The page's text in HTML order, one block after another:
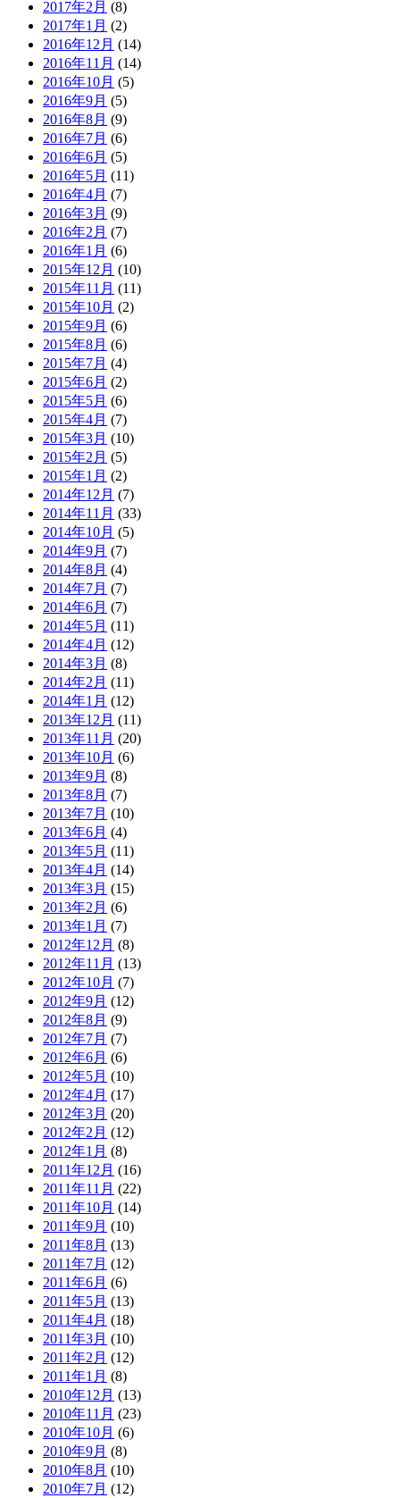
2017年2月 (8)
2017年1月 (2)
2016年12月 (14)
2016年11月 (14)
2016年10月 (5)
2016年9月 (5)
2016年8月 (9)
2016年7月 (6)
2016年6月 (5)
2016年5月 (11)
2016年4月 (7)
2016年3月 (9)
2016年2月 (7)
2016年1月 (6)
2015年12月 (10)
2015年11月 (11)
2015年10月 (2)
2015年9月 (6)
2015年8月 (6)
2015年7月 (4)
2015年6月 (2)
2015年5月 (6)
2015年4月 (7)
2015年3月 (10)
2015年2月 (5)
2015年1月 (2)
2014年12月 (7)
2014年11月 (33)
2014年10月 (5)
2014年9月 (7)
2014年8月 (4)
2014年7月 (7)
2014年6月 (7)
2014年5月 (11)
2014年4月 (12)
2014年3月 (8)
2014年2月 (11)
2014年1月 (12)
2013年12月 (11)
2013年11月 (20)
2013年10月 (6)
2013年9月 (8)
2013年8月 (7)
2013年7月 (10)
2013年6月 (4)
2013年5月 (11)
2013年4月 (14)
2013年3月 (15)
2013年2月 (6)
2013年1月 (7)
2012年12月 (8)
2012年11月 (13)
2012年10月 (7)
2012年9月 (12)
2012年8月 (9)
2012年7月 (7)
2012年6月 (6)
2012年5月 (10)
2012年4月 (17)
2012年3月 (20)
2012年2月 (12)
2012年1月 (8)
2011年12月 (16)
2011年11月 (22)
2011年10月 (14)
2011年9月 (10)
2011年8月 (13)
2011年7月 (12)
2011年6月 (6)
2011年5月 (13)
2011年4月 (18)
2011年3月 (10)
2011年2月 (12)
2011年1月 (8)
2010年12月 (13)
2010年11月 (23)
2010年10月 (6)
2010年9月 (8)
2010年8月 (10)
2010年7月 (12)